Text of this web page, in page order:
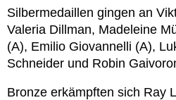
Silbermedaillen gingen an
Valeria Dillman, Madeleine
(A), Emilio Giovannelli (A),
Schneider und Robin
Bronze erkämpften sich Ray